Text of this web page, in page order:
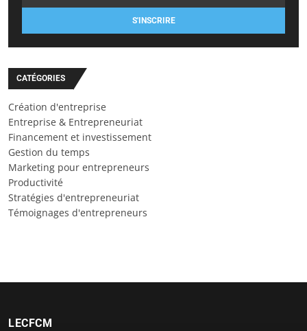
S'INSCRIRE
CATÉGORIES
Création d'entreprise
Entreprise & Entrepreneuriat
Financement et investissement
Gestion du temps
Marketing pour entrepreneurs
Productivité
Stratégies d'entrepreneuriat
Témoignages d'entrepreneurs
LECFCM